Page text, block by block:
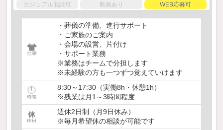
カジュアル面談可 動画あり WEB応募可
・葬儀の準備、進行サポート
・ご家族のご案内
・会場の設営、片付け
・サポート業務
※業務はチームで分担します
※未経験の方も一つずつ覚えていけます
8:30～17:30（実働8h・休憩1h）
※残業は月1～3時間程度
週休2日制（月9日休み）
※毎月希望休の相談が可能です